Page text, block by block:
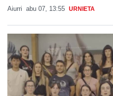
Aiurri abu 07, 13:55 URNIETA